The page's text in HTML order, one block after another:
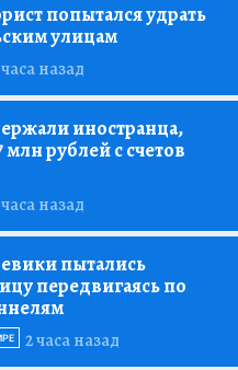
попытался удрать
улицам
назад
иностранца,
рублей с счетов
назад
пытались
передвигаясь по
2 часа назад